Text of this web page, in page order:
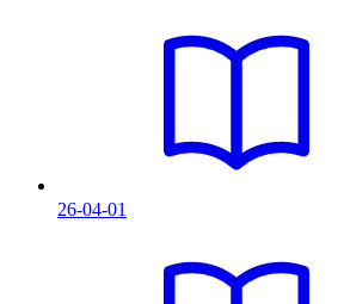
26-04-01